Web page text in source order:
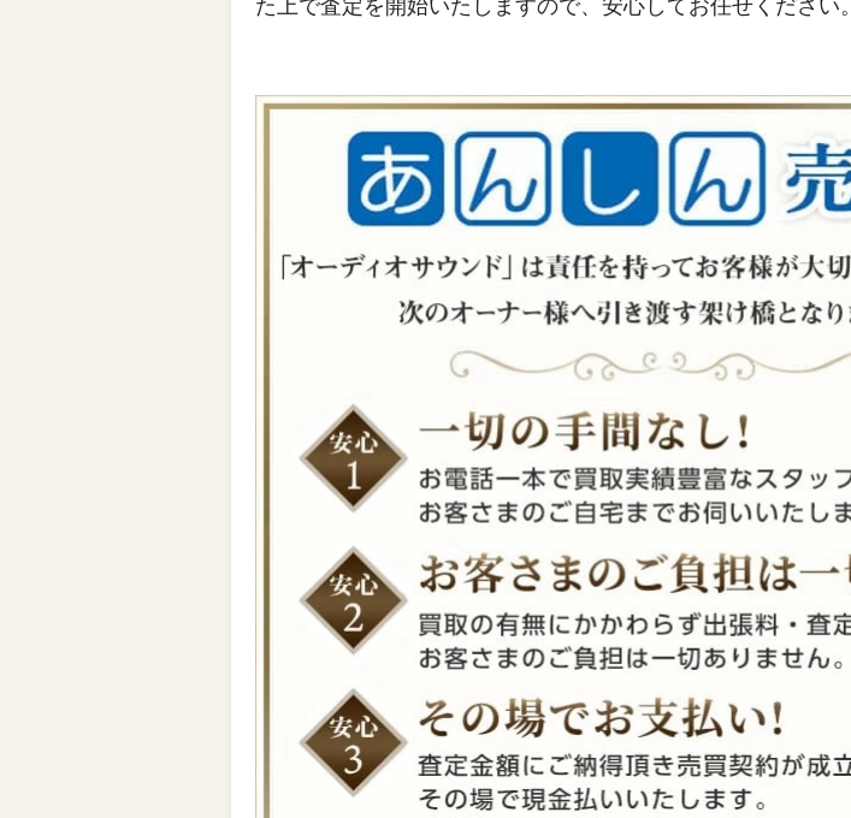
た上で査定を開始いたしますので、安心してお任せください。